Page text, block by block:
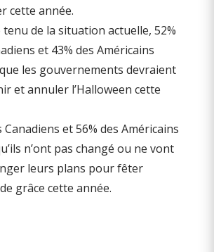
cette année.
tenu de la situation actuelle, 52%
et 43% des Américains
les gouvernements devraient
et annuler l’Halloween cette
Canadiens et 56% des Américains
n’ont pas changé ou ne vont
leurs plans pour fêter
grâce cette année.